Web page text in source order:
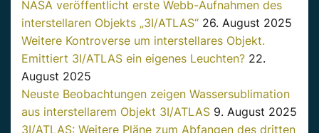
NASA veröffentlicht erste Webb-Aufnahmen des
interstellaren Objekts „3I/ATLAS“ 26. August 2025
Weitere Kontroverse um interstellares Objekt.
Emittiert 3I/ATLAS ein eigenes Leuchten? 22.
August 2025
Neuste Beobachtungen zeigen Wassersublimation
aus interstellarem Objekt 3I/ATLAS 9. August 2025
3I/ATLAS: Weitere Pläne zum Abfangen des dritten